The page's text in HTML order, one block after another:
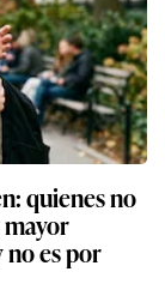
quienes no
no es por